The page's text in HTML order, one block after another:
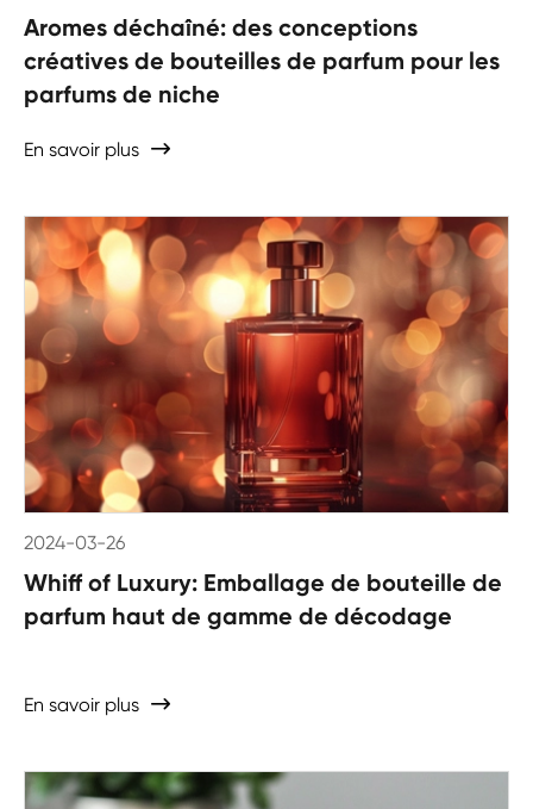
Aromes déchaîné: des conceptions
créatives de bouteilles de parfum pour les
parfums de niche
En savoir plus 
2024-03-26
Whiff of Luxury: Emballage de bouteille de
parfum haut de gamme de décodage
En savoir plus 